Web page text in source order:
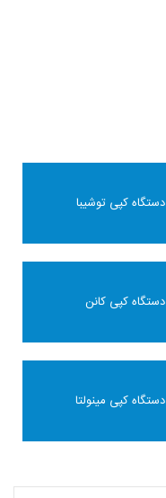
دستگاه کپی توشیبا
دستگاه کپی کانن
دستگاه کپی مینولتا